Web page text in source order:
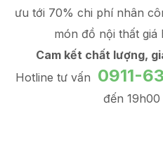
ưu tới 70% chi phí nhân
món đồ nội thất giá
Cam kết chất lượng,
Hotline tư vấn 0911-
đến